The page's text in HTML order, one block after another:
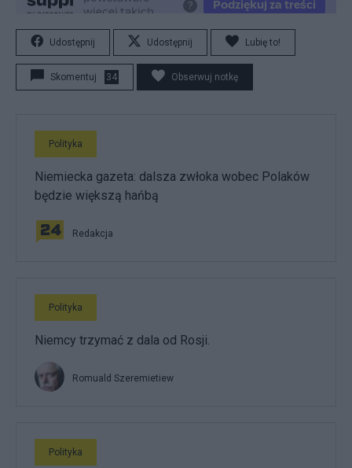
Udostępnij Udostępnij Lubię to!
Skomentuj 34 Obserwuj notkę
Polityka
Niemiecka gazeta: dalsza zwłoka wobec Polaków
będzie większą hańbą
Redakcja
Polityka
Niemcy trzymać z dala od Rosji.
Romuald Szeremietiew
Polityka